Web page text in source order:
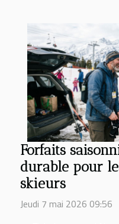
Forfaits
durable pour
skieurs
Jeudi 7 mai 2026 09:56